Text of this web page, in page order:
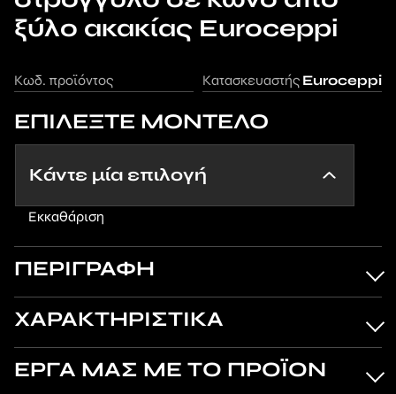
ξύλο ακακίας Euroceppi
Κωδ. προϊόντος Κατασκευαστής Euroceppi
ΕΠΙΛΕΞΤΕ ΜΟΝΤΕΛΟ
Εκκαθάριση
ΠΕΡΙΓΡΑΦΗ
ΧΑΡΑΚΤΗΡΙΣΤΙΚΑ
ΕΡΓΑ ΜΑΣ ΜΕ ΤΟ ΠΡΟΪΟΝ